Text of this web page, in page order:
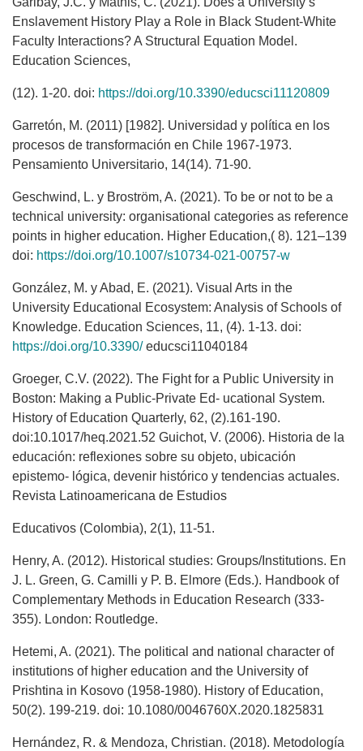
Enslavement History Play a Role in Black Student-White
Faculty Interactions? A Structural Equation Model.
Education Sciences,
(12). 1-20. doi: https://doi.org/10.3390/educsci11120809
Garretón, M. (2011) [1982]. Universidad y política en los
procesos de transformación en Chile 1967-1973.
Pensamiento Universitario, 14(14). 71-90.
Geschwind, L. y Broström, A. (2021). To be or not to be a
technical university: organisational categories as reference
points in higher education. Higher Education,( 8). 121–139
doi: https://doi.org/10.1007/s10734-021-00757-w
González, M. y Abad, E. (2021). Visual Arts in the
University Educational Ecosystem: Analysis of Schools of
Knowledge. Education Sciences, 11, (4). 1-13. doi:
https://doi.org/10.3390/educsci11040184
Groeger, C.V. (2022). The Fight for a Public University in
Boston: Making a Public-Private Ed- ucational System.
History of Education Quarterly, 62, (2).161-190.
doi:10.1017/heq.2021.52 Guichot, V. (2006). Historia de la
educación: reflexiones sobre su objeto, ubicación
epistemo- lógica, devenir histórico y tendencias actuales.
Revista Latinoamericana de Estudios
Educativos (Colombia), 2(1), 11-51.
Henry, A. (2012). Historical studies: Groups/Institutions. En
J. L. Green, G. Camilli y P. B. Elmore (Eds.). Handbook of
Complementary Methods in Education Research (333-
355). London: Routledge.
Hetemi, A. (2021). The political and national character of
institutions of higher education and the University of
Prishtina in Kosovo (1958-1980). History of Education,
50(2). 199-219. doi: 10.1080/0046760X.2020.1825831
Hernández, R. & Mendoza, Christian. (2018). Metodología